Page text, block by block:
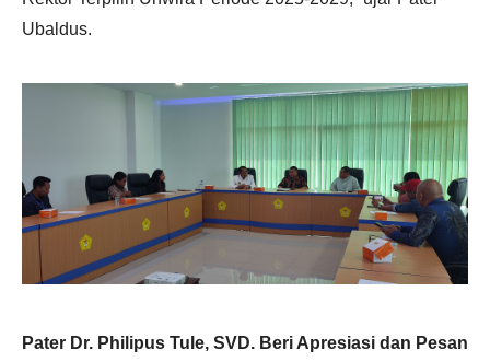
Ubaldus.
Pater Dr. Philipus Tule, SVD. Beri Apresiasi dan Pesan